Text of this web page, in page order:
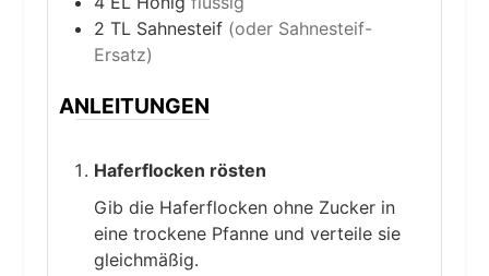
2 TL Sahnesteif (oder Sahnesteif-
Ersatz)
ANLEITUNGEN
Haferflocken rösten
Gib die Haferflocken ohne Zucker in
eine trockene Pfanne und verteile sie
gleichmäßig.